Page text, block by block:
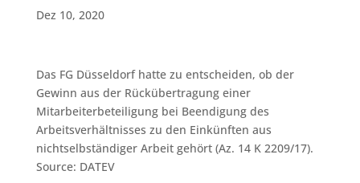
Dez 10, 2020
Das FG Düsseldorf hatte zu entscheiden, ob der
Gewinn aus der Rückübertragung einer
Mitarbeiterbeteiligung bei Beendigung des
Arbeitsverhältnisses zu den Einkünften aus
nichtselbständiger Arbeit gehört (Az. 14 K 2209/17).
Source: DATEV